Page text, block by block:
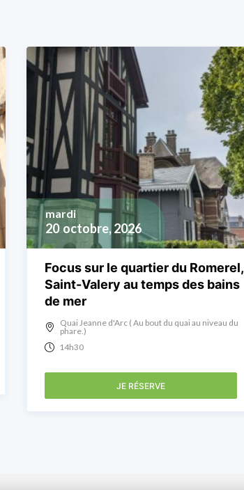
20 octobre, 2026
mardi
Focus sur le quartier du Romerel,
Saint-Valery au temps des bains
de mer
Quai Jeanne d'Arc ( Au bout du quai au niveau du
phare.)
14h30
JE RÉSERVE